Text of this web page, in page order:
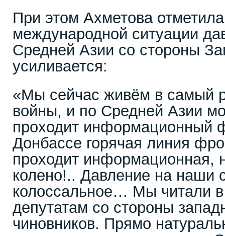
При этом Ахметова
международной ситуации
Средней Азии со стороны
усиливается:
«Мы сейчас живём в самый
войны, и по Средней Азии
проходит информационный
Донбассе горячая линия
проходит информационная,
колено!.. Давление на наши
колоссальное… Мы читали в
депутатам со стороны
чиновников. Прямо